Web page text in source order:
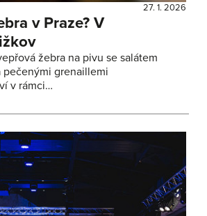
27. 1. 2026
v Praze? V
žebra na pivu se salátem
pečenými grenaillemi
v rámci…